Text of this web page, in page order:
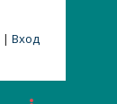
| Вход